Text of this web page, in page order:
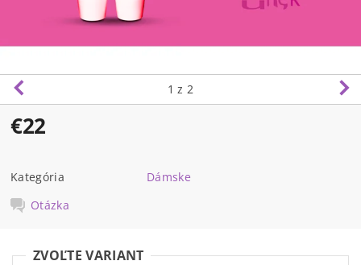
1 z 2
€22
Kategória
Dámske
Otázka
ZVOĽTE VARIANT